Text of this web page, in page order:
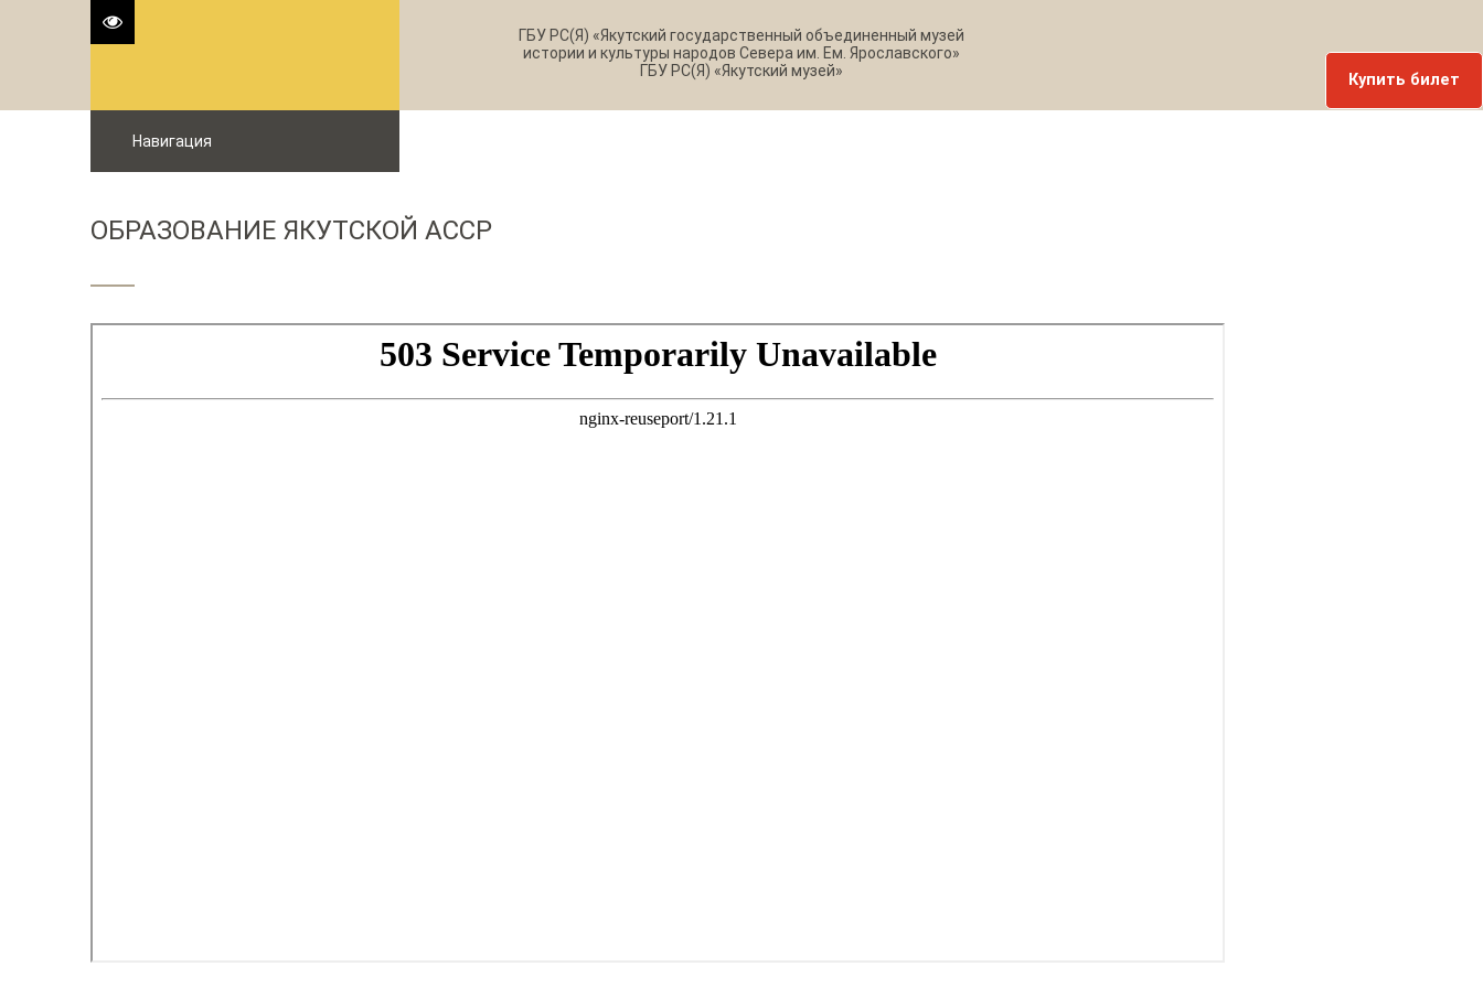
ГБУ РС(Я) «Якутский государственный объединенный музей
истории и культуры народов Севера им. Ем. Ярославского»
ГБУ РС(Я) «Якутский музей»
Навигация
ОБРАЗОВАНИЕ ЯКУТСКОЙ АССР
Купить билет